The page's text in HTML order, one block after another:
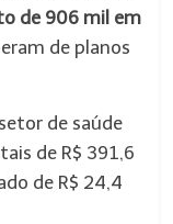
de 906 mil em
de planos
de saúde
de R$ 391,6
de R$ 24,4